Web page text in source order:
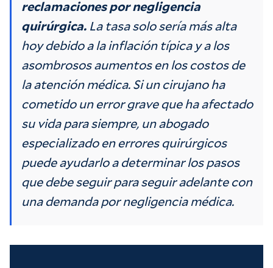
reclamaciones por negligencia
quirúrgica. La tasa solo sería más alta
hoy debido a la inflación típica y a los
asombrosos aumentos en los costos de
la atención médica. Si un cirujano ha
cometido un error grave que ha afectado
su vida para siempre, un abogado
especializado en errores quirúrgicos
puede ayudarlo a determinar los pasos
que debe seguir para seguir adelante con
una demanda por negligencia médica.